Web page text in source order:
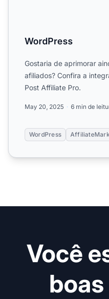
WordPress
Gostaria de aprimorar
afiliados? Confira a
Post Affiliate Pro.
May 20, 2025 6 min de
WordPress
Você